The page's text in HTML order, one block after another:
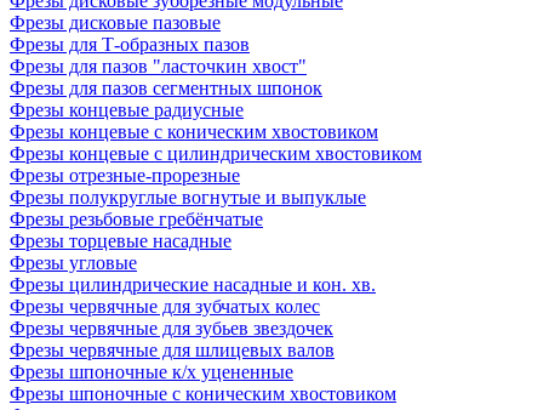
Фрезы дисковые пазовые
Фрезы для Т-образных пазов
Фрезы для пазов "ласточкин хвост"
Фрезы для пазов сегментных шпонок
Фрезы концевые радиусные
Фрезы концевые с коническим хвостовиком
Фрезы концевые с цилиндрическим хвостовиком
Фрезы отрезные-прорезные
Фрезы полукруглые вогнутые и выпуклые
Фрезы резьбовые гребёнчатые
Фрезы торцевые насадные
Фрезы угловые
Фрезы цилиндрические насадные и кон. хв.
Фрезы червячные для зубчатых колес
Фрезы червячные для зубьев звездочек
Фрезы червячные для шлицевых валов
Фрезы шпоночные к/х уцененные
Фрезы шпоночные с коническим хвостовиком